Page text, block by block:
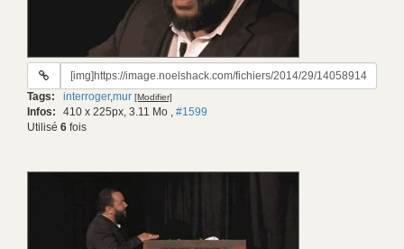
URL
gif:
Tags: interroger,mur [Modifier]
Infos: 410 x 225px, 3.11 Mo , #1599
Utilisé 6 fois